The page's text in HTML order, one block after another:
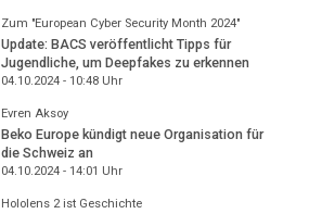
Zum "European Cyber Security Month 2024"
Update: BACS veröffentlicht Tipps für
Jugendliche, um Deepfakes zu erkennen
04.10.2024 - 10:48Uhr
Evren Aksoy
Beko Europe kündigt neue Organisation für
die Schweiz an
04.10.2024 - 14:01 Uhr
Hololens 2 ist Geschichte